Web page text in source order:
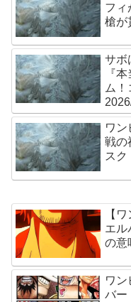
フィ
槍が
サボ
『
ム
ワン
戦の
スク
【
エル
の意
ワン
バー